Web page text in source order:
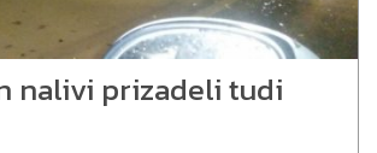
nalivi prizadeli tudi